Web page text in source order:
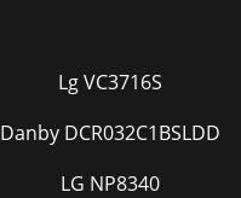
Lg VC3716S
Danby DCR032C1BSLDD
LG NP8340